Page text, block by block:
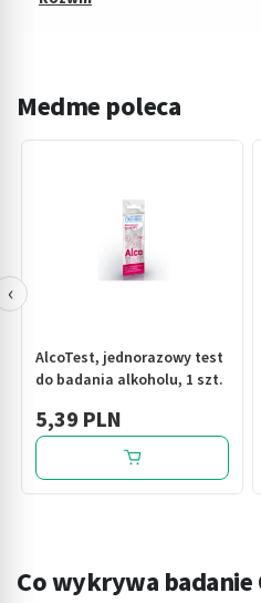
Medme poleca
AlcoTest, jednorazowy test
do badania alkoholu, 1 szt.
5,39 PLN
‹
Co wykrywa badanie